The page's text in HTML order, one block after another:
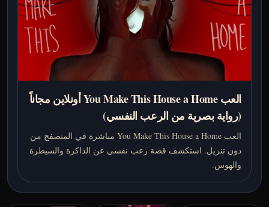
العب You Make This House a Home أونلاين مجاناً
(رواية بصرية من الرعب النفسي)
العب You Make This House a Home مباشرة في المتصفح من
دون تنزيل. استكشف قصة رعب نفسي عن الذاكرة والسيطرة
والهوس.